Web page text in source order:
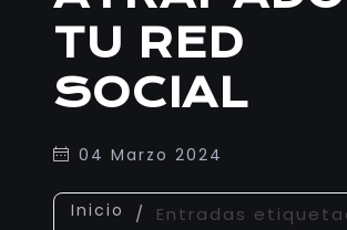
TU RED
SOCIAL
04 Marzo 2024
Inicio /
Entradas